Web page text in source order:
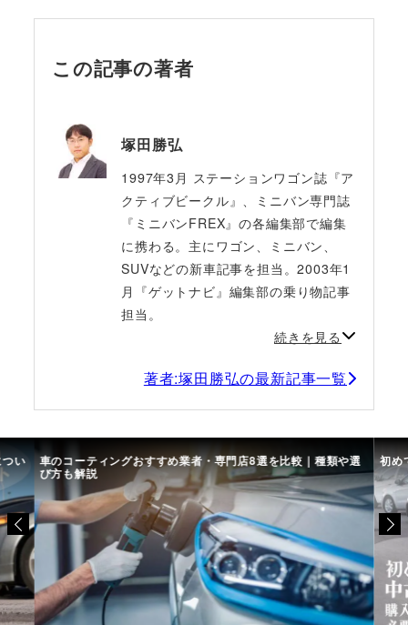
この記事の著者
塚田勝弘
1997年3月 ステーションワゴン誌『ア
クティブビークル』、ミニバン専門誌
『ミニバンFREX』の各編集部で編集
に携わる。主にワゴン、ミニバン、
SUVなどの新車記事を担当。2003年1
月『ゲットナビ』編集部の乗り物記事
担当。
続きを見る
著者:塚田勝弘の最新記事一覧
い 車のコーティングおすすめ業者・専門店8選を比較｜種類や選
び方も解説
初め